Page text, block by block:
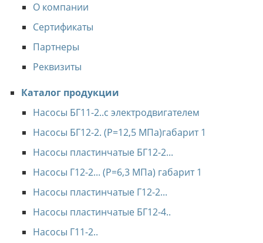
О компании
Сертификаты
Партнеры
Реквизиты
Каталог продукции
Насосы БГ11-2..с электродвигателем
Насосы БГ12-2. (Р=12,5 МПа)габарит 1
Насосы пластинчатые БГ12-2...
Насосы Г12-2... (Р=6,3 МПа) габарит 1
Насосы пластинчатые Г12-2...
Насосы пластинчатые БГ12-4..
Насосы Г11-2..